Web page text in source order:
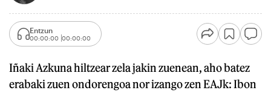
Entzun
00:00:00 00:00:00
Iñaki Azkuna hiltzear zela jakin zuenean, aho batez
erabaki zuen ondorengoa nor izango zen EAJk: Ibon